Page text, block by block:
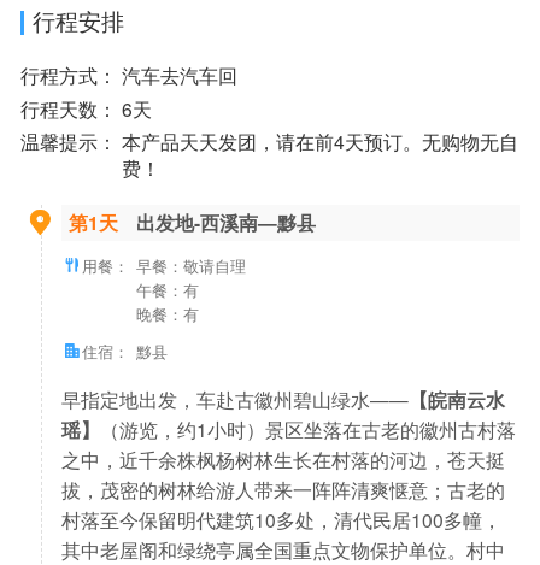
行程安排
行程方式： 汽车去汽车回
行程天数： 6天
温馨提示： 本产品天天发团，请在前4天预订。无购物无自
费！
第1天 出发地-西溪南—黟县
用餐： 早餐：敬请自理
午餐：有
晚餐：有
住宿： 黟县
早指定地出发，车赴古徽州碧山绿水—— 【皖南云水
瑶】
（游览，约1小时）景区坐落在古老的徽州古村落
之中，近千余株枫杨树林生长在村落的河边，苍天挺
拔，茂密的树林给游人带来一阵阵清爽惬意；古老的
村落至今保留明代建筑10多处，清代民居100多幢，
其中老屋阁和绿绕亭属全国重点文物保护单位。村中